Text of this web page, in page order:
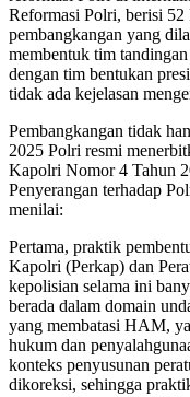
Reformasi Polri, berisi
pembangkangan yang
membentuk tim
dengan tim bentukan
tidak ada kejelasan
Pembangkangan tidak
2025 Polri resmi
Kapolri Nomor 4 Tahun
Penyerangan terhadap
menilai:
Pertama, praktik
Kapolri (Perkap) dan
kepolisian selama ini
berada dalam domain
yang membatasi HAM,
hukum dan
konteks penyusunan
dikoreksi, sehingga